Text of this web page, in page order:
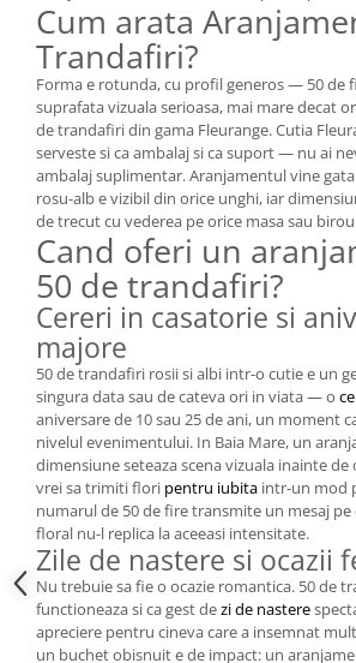
Cum arata
Trandafiri?
Forma e rotunda, cu profil generos — 50 de
suprafata vizuala serioasa, mai mare decat
de trandafiri din gama Fleurange. Cutia
serveste si ca ambalaj si ca suport — nu ai
ambalaj suplimentar. Aranjamentul vine
rosu-alb e vizibil din orice unghi, iar
de trecut cu vederea pe orice masa sau
Cand oferi un
50 de trandafiri?
Cereri in casatorie si
majore
50 de trandafiri rosii si albi intr-o cutie e un
singura data sau de cateva ori in viata — o
aniversare de 10 sau 25 de ani, un moment
nivelul evenimentului. In Baia Mare, un
dimensiune seteaza scena vizuala inainte de
vrei sa trimiti flori pentru iubita intr-un mod
numarul de 50 de fire transmite un mesaj
floral nu-l replica la aceeasi intensitate.
Zile de nastere si ocazii
Nu trebuie sa fie o ocazie romantica. 50 de
functioneaza si ca gest dezi de nastere
apreciere pentru cineva care a insemnat
un buchet obisnuit e de impact: un